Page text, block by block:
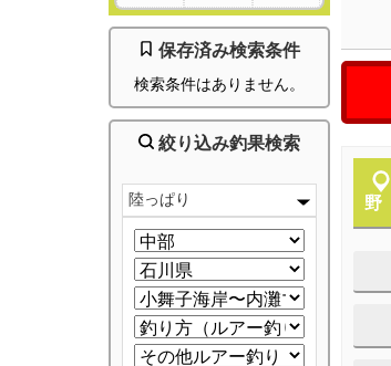
保存済み検索条件
検索条件はありません。
絞り込み釣果検索
陸っぱり
野